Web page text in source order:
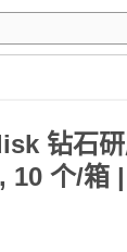
钻石研
10 个/箱